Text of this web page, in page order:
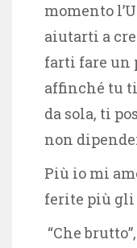
momento
aiutarti a
farti fare un
affinché tu ti
da sola, ti
non
Più io mi
ferite più
“Che